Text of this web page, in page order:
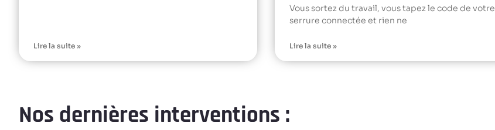
Lire la suite »
Vous sortez du travail, vous tapez le code de votre
serrure connectée et rien ne
Lire la suite »
Nos dernières interventions :